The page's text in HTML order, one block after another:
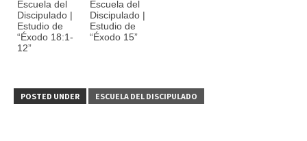
Escuela del
Discipulado |
Estudio de
“Éxodo 18:1-
12”
Escuela del
Discipulado |
Estudio de
“Éxodo 15”
POSTED UNDER ESCUELA DEL DISCIPULADO